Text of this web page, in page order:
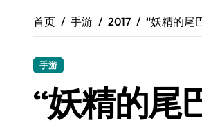
A56 5G新机登场
vivo S50 Pro mini
首页 手游 2017 “妖精的尾
手游
“妖精的尾